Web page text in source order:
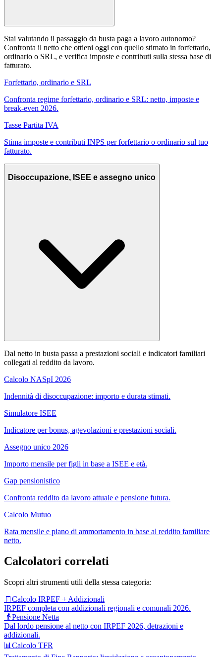
Stai valutando il passaggio da busta paga a lavoro autonomo?
Confronta il netto che ottieni oggi con quello stimato in forfettario,
ordinario o SRL, e verifica imposte e contributi sulla stessa base di
fatturato.
Forfettario, ordinario e SRL
Confronta regime forfettario, ordinario e SRL: netto, imposte e
break-even 2026.
Tasse Partita IVA
Stima imposte e contributi INPS per forfettario o ordinario sul tuo
fatturato.
Disoccupazione, ISEE e assegno unico
Dal netto in busta passa a prestazioni sociali e indicatori familiari
collegati al reddito da lavoro.
Calcolo NASpI 2026
Indennità di disoccupazione: importo e durata stimati.
Simulatore ISEE
Indicatore per bonus, agevolazioni e prestazioni sociali.
Assegno unico 2026
Importo mensile per figli in base a ISEE e età.
Gap pensionistico
Confronta reddito da lavoro attuale e pensione futura.
Calcolo Mutuo
Rata mensile e piano di ammortamento in base al reddito familiare
netto.
Calcolatori correlati
Scopri altri strumenti utili della stessa categoria:
🧾 Calcolo IRPEF + Addizionali
IRPEF completa con addizionali regionali e comunali 2026.
👵Pensione Netta
Dal lordo pensione al netto con IRPEF 2026, detrazioni e
addizionali.
📊 Calcolo TFR